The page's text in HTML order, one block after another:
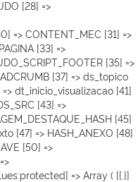
[28] =>
=> CONTENT_MEC [31] =>
[33] =>
[35] =>
[37] => ds_topico
dt_inicio_visualizacao [41]
[43] =>
[45]
[47] => HASH_ANEXO [48]
[50] =>
=> Array ( [{.}]